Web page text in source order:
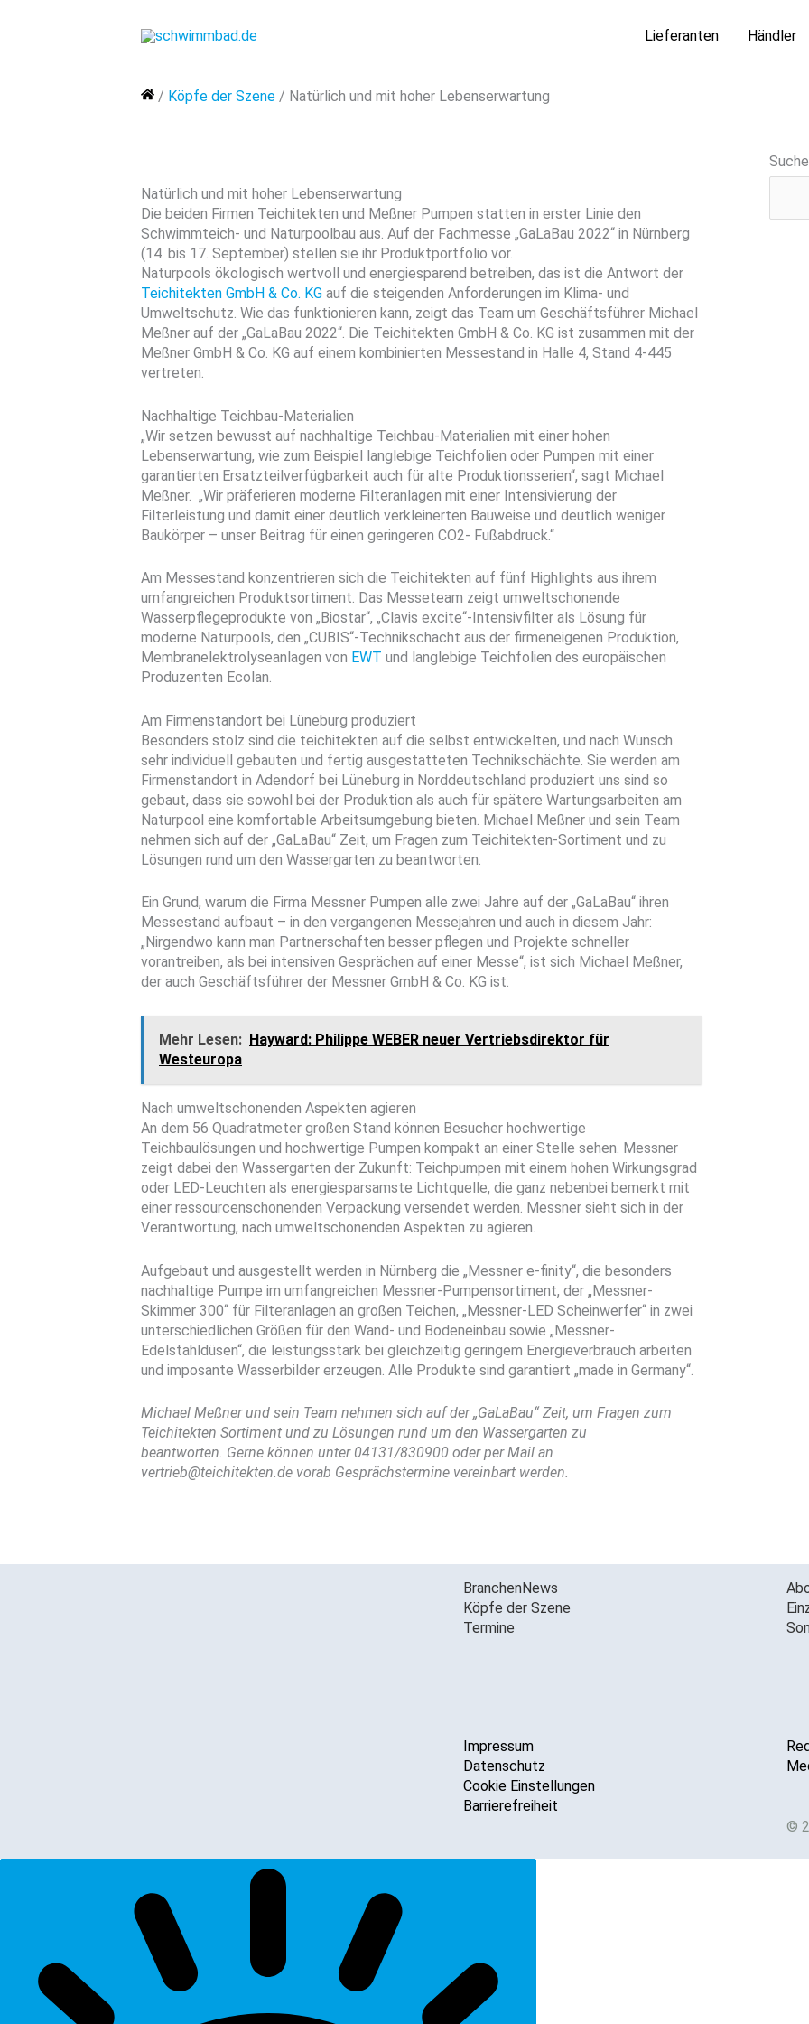
Lieferanten Händler
Home
/ Köpfe der Szene / Natürlich und mit hoher Lebenserwartung
Natürlich und mit hoher Lebenserwartung
Die beiden Firmen Teichitekten und Meßner Pumpen statten in erster Linie den
Schwimmteich- und Naturpoolbau aus. Auf der Fachmesse „GaLaBau 2022“ in Nürnberg
(14. bis 17. September) stellen sie ihr Produktportfolio vor.
Naturpools ökologisch wertvoll und energiesparend betreiben, das ist die Antwort der
Teichitekten GmbH & Co. KG auf die steigenden Anforderungen im Klima- und
Umweltschutz. Wie das funktionieren kann, zeigt das Team um Geschäftsführer Michael
Meßner auf der „GaLaBau 2022“. Die Teichitekten GmbH & Co. KG ist zusammen mit der
Meßner GmbH & Co. KG auf einem kombinierten Messestand in Halle 4, Stand 4-445
vertreten.
Nachhaltige Teichbau-Materialien
„Wir setzen bewusst auf nachhaltige Teichbau-Materialien mit einer hohen
Lebenserwartung, wie zum Beispiel langlebige Teichfolien oder Pumpen mit einer
garantierten Ersatzteilverfügbarkeit auch für alte Produktionsserien“, sagt Michael
Meßner. „Wir präferieren moderne Filteranlagen mit einer Intensivierung der
Filterleistung und damit einer deutlich verkleinerten Bauweise und deutlich weniger
Baukörper – unser Beitrag für einen geringeren CO2- Fußabdruck.“
Am Messestand konzentrieren sich die Teichitekten auf fünf Highlights aus ihrem
umfangreichen Produktsortiment. Das Messeteam zeigt umweltschonende
Wasserpflegeprodukte von „Biostar“, „Clavis excite“-Intensivfilter als Lösung für
moderne Naturpools, den „CUBIS“-Technikschacht aus der firmeneigenen Produktion,
Membranelektrolyseanlagen von EWT und langlebige Teichfolien des europäischen
Produzenten Ecolan.
Am Firmenstandort bei Lüneburg produziert
Besonders stolz sind die teichitekten auf die selbst entwickelten, und nach Wunsch
sehr individuell gebauten und fertig ausgestatteten Technikschächte. Sie werden am
Firmenstandort in Adendorf bei Lüneburg in Norddeutschland produziert uns sind so
gebaut, dass sie sowohl bei der Produktion als auch für spätere Wartungsarbeiten am
Naturpool eine komfortable Arbeitsumgebung bieten. Michael Meßner und sein Team
nehmen sich auf der „GaLaBau“ Zeit, um Fragen zum Teichitekten-Sortiment und zu
Lösungen rund um den Wassergarten zu beantworten.
Ein Grund, warum die Firma Messner Pumpen alle zwei Jahre auf der „GaLaBau“ ihren
Messestand aufbaut – in den vergangenen Messejahren und auch in diesem Jahr:
„Nirgendwo kann man Partnerschaften besser pflegen und Projekte schneller
vorantreiben, als bei intensiven Gesprächen auf einer Messe“, ist sich Michael Meßner,
der auch Geschäftsführer der Messner GmbH & Co. KG ist.
Mehr Lesen: Hayward: Philippe WEBER neuer Vertriebsdirektor für
Westeuropa
Nach umweltschonenden Aspekten agieren
An dem 56 Quadratmeter großen Stand können Besucher hochwertige
Teichbaulösungen und hochwertige Pumpen kompakt an einer Stelle sehen. Messner
zeigt dabei den Wassergarten der Zukunft: Teichpumpen mit einem hohen Wirkungsgrad
oder LED-Leuchten als energiesparsamste Lichtquelle, die ganz nebenbei bemerkt mit
einer ressourcenschonenden Verpackung versendet werden. Messner sieht sich in der
Verantwortung, nach umweltschonenden Aspekten zu agieren.
Aufgebaut und ausgestellt werden in Nürnberg die „Messner e-finity“, die besonders
nachhaltige Pumpe im umfangreichen Messner-Pumpensortiment, der „Messner-
Skimmer 300“ für Filteranlagen an großen Teichen, „Messner-LED Scheinwerfer“ in zwei
unterschiedlichen Größen für den Wand- und Bodeneinbau sowie „Messner-
Edelstahldüsen“, die leistungsstark bei gleichzeitig geringem Energieverbrauch arbeiten
und imposante Wasserbilder erzeugen. Alle Produkte sind garantiert „made in Germany“.
Michael Meßner und sein Team nehmen sich auf der „GaLaBau“ Zeit, um Fragen zum
Teichitekten Sortiment und zu Lösungen rund um den Wassergarten zu
beantworten. Gerne können unter 04131/830900 oder per Mail an
vertrieb@teichitekten.de vorab Gesprächstermine vereinbart werden.
BranchenNews
Köpfe der Szene
Termine
Impressum
Datenschutz
Cookie Einstellungen
Barrierefreiheit
©